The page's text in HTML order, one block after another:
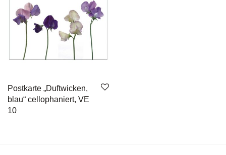
Postkarte „Duftwicken,
blau“ cellophaniert, VE
10